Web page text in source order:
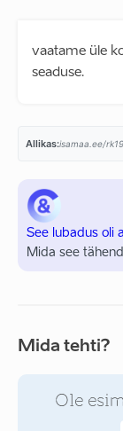
vaatame üle
seaduse.
Allikas:isamaa.ee/
See lubadus oli
Mida see
Mida tehti?
Ole